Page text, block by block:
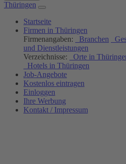
Thüringen
Startseite
Firmen in Thüringen
Firmenangaben:
Branchen
und Dienstleistungen
Verzeichnisse:
Orte in
Hotels in Thüringen
Job-Angebote
Kostenlos eintragen
Einloggen
Ihre Werbung
Kontakt / Impressum